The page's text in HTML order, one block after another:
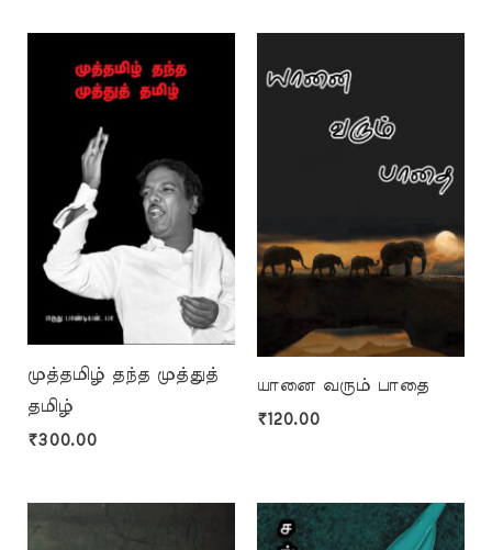
முத்தமிழ் தந்த முத்துத்
தமிழ்
₹300.00
யானை வரும் பாதை
₹120.00